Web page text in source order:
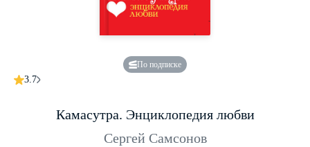
По подписке
3.7
Камасутра. Энциклопедия любви
Сергей Самсонов